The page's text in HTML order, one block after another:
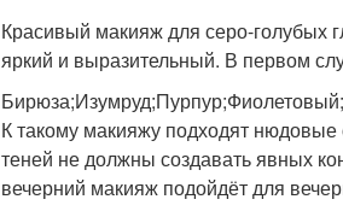
Красивый макияж для серо-голубых
яркий и выразительный. В первом
К такому макияжу подходят
теней не должны создавать явных
вечерний макияж подойдёт для